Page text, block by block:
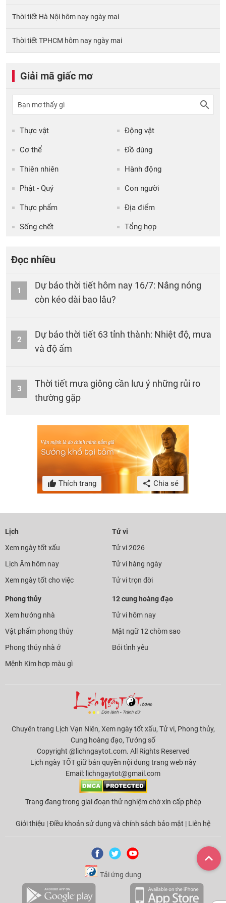
Thời tiết Hà Nội hôm nay ngày mai
Thời tiết TPHCM hôm nay ngày mai
Giải mã giấc mơ
Thực vật Động vật
Cơ thể Đồ dùng
Thiên nhiên Hành động
Phật - Quỷ Con người
Thực phẩm Địa điểm
Sống chết Tổng hợp
Đọc nhiều
1
Dự báo thời tiết hôm nay 16/7: Nắng nóng
còn kéo dài bao lâu?
2
Dự báo thời tiết 63 tỉnh thành: Nhiệt độ, mưa
và độ ẩm
3
Thời tiết mưa giông cần lưu ý những rủi ro
thường gặp
Thích trang Chia sẻ
Lịch
Xem ngày tốt xấu
Lịch Âm hôm nay
Xem ngày tốt cho việc
Tử vi
Tử vi 2026
Tử vi hàng ngày
Tử vi trọn đời
Phong thủy
Xem hướng nhà
Vật phẩm phong thủy
Phong thủy nhà ở
Mệnh Kim hợp màu gì
12 cung hoàng đạo
Tử vi hôm nay
Mật ngữ 12 chòm sao
Bói tình yêu
Chuyên trang Lịch Vạn Niên, Xem ngày tốt xấu, Tử vi, Phong thủy,
Cung hoàng đạo, Tướng số
Copyright @lichngaytot.com. All Rights Reserved
Lịch ngày TỐT giữ bản quyền nội dung trang web này
Email: lichngaytot@gmail.com
Trang đang trong giai đoạn thử nghiệm chờ xin cấp phép
Giới thiệu |Điều khoản sử dụng và chính sách bảo mật | Liên hệ
Tải ứng dụng